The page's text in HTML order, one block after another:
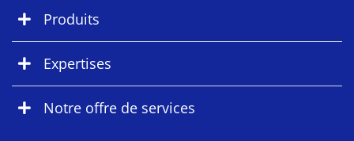
Produits
Expertises
Notre offre de services